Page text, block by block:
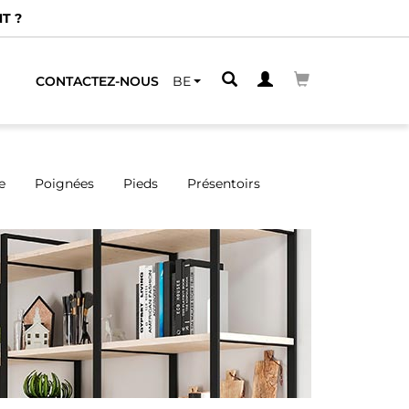
CONTACTEZ-NOUS BE
Poignées Pieds Présentoirs